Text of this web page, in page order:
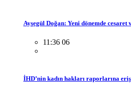
Ayşegül Doğan: Yeni dönemde
11:36 06
İHD’nin kadın hakları raporlarına